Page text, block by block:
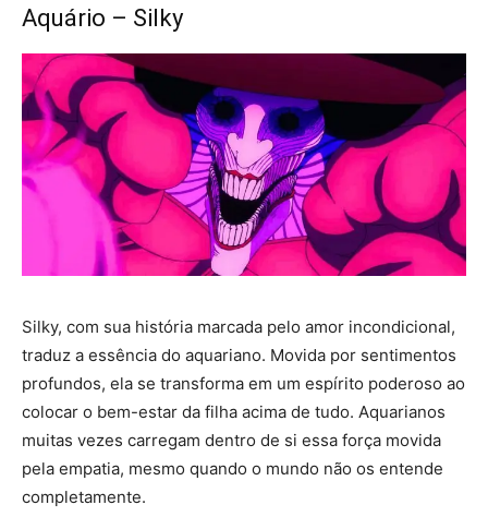
Aquário – Silky
Silky, com sua história marcada pelo amor incondicional,
traduz a essência do aquariano. Movida por sentimentos
profundos, ela se transforma em um espírito poderoso ao
colocar o bem-estar da filha acima de tudo. Aquarianos
muitas vezes carregam dentro de si essa força movida
pela empatia, mesmo quando o mundo não os entende
completamente.